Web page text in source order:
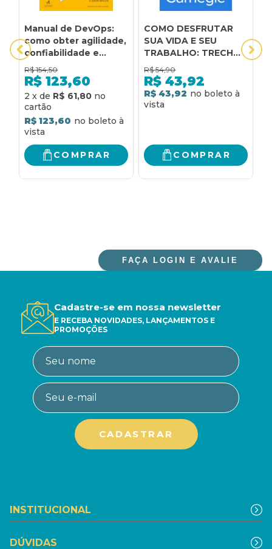
Manual de DevOps:
como obter agilidade,
confiabilidade e
segurança em
organizações
tecnológicas
R$ 154,50
R$ 123,60
2 x de R$ 61,80
R$ 123,60
COMPRAR
COMO DESFRUTAR
SUA VIDA E SEU
TRABALHO: TRECHOS
SELECIONADOS DE
COMO FAZER AMIGOS
E INFLUENCIAR
PESSOAS E COMO
R$ 54,90
R$ 43,92
R$ 43,92
COMPRAR
FAÇA LOGIN E AVALIE
Cadastre-se em nossa newsletter
E RECEBA NOVIDADES, LANÇAMENTOS E
PROMOÇÕES
INSTITUCIONAL
DÚVIDAS